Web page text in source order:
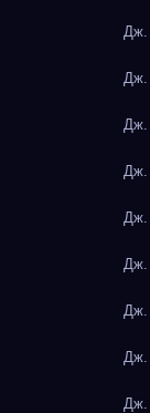
Дж.
Дж.
Дж.
Дж.
Дж.
Дж.
Дж.
Дж.
Дж.